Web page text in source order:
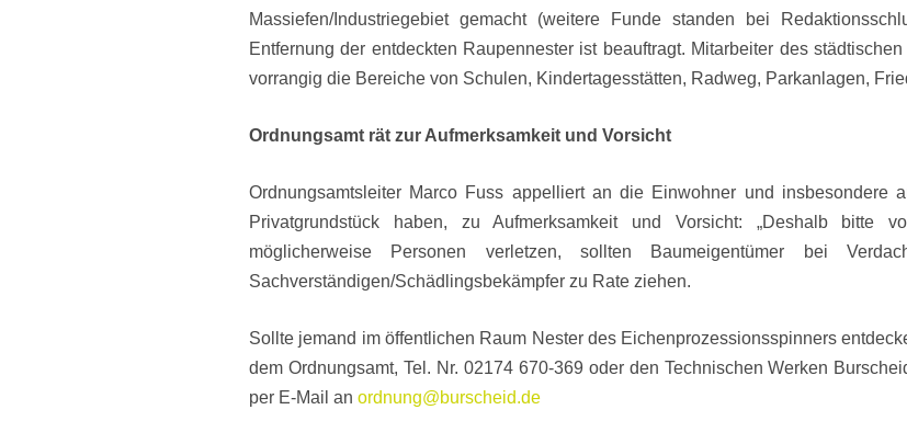
Massiefen/Industriegebiet gemacht (weitere Funde standen bei
Entfernung der entdeckten Raupennester ist beauftragt. Mitarbeiter des
vorrangig die Bereiche von Schulen, Kindertagesstätten, Radweg, Parkanlagen,
Ordnungsamt rät zur Aufmerksamkeit und Vorsicht
Ordnungsamtsleiter Marco Fuss appelliert an die Einwohner und insbesondere
Privatgrundstück haben, zu Aufmerksamkeit und Vorsicht: „Deshalb bitte
möglicherweise Personen verletzen, sollten Baumeigentümer bei
Sachverständigen/Schädlingsbekämpfer zu Rate ziehen.
Sollte jemand im öffentlichen Raum Nester des Eichenprozessionsspinners
dem Ordnungsamt, Tel. Nr. 02174 670-369 oder den Technischen Werken
per E-Mail an ordnung@burscheid.de